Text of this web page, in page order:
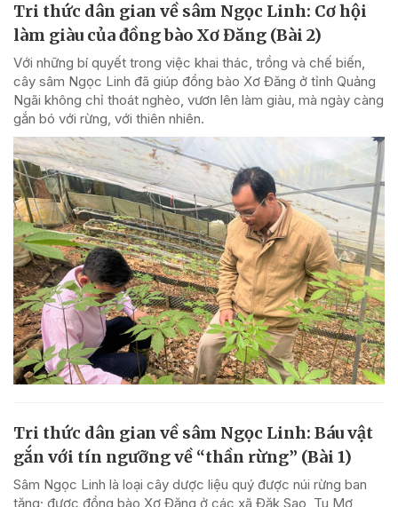
Tri thức dân gian về sâm Ngọc Linh: Cơ hội
làm giàu của đồng bào Xơ Đăng (Bài 2)
Với những bí quyết trong việc khai thác, trồng và chế biến,
cây sâm Ngọc Linh đã giúp đồng bào Xơ Đăng ở tỉnh Quảng
Ngãi không chỉ thoát nghèo, vươn lên làm giàu, mà ngày càng
gắn bó với rừng, với thiên nhiên.
Tri thức dân gian về sâm Ngọc Linh: Báu vật
gắn với tín ngưỡng về “thần rừng” (Bài 1)
Sâm Ngọc Linh là loại cây dược liệu quý được núi rừng ban
tặng; được đồng bào Xơ Đăng ở các xã Đăk Sao, Tu Mơ